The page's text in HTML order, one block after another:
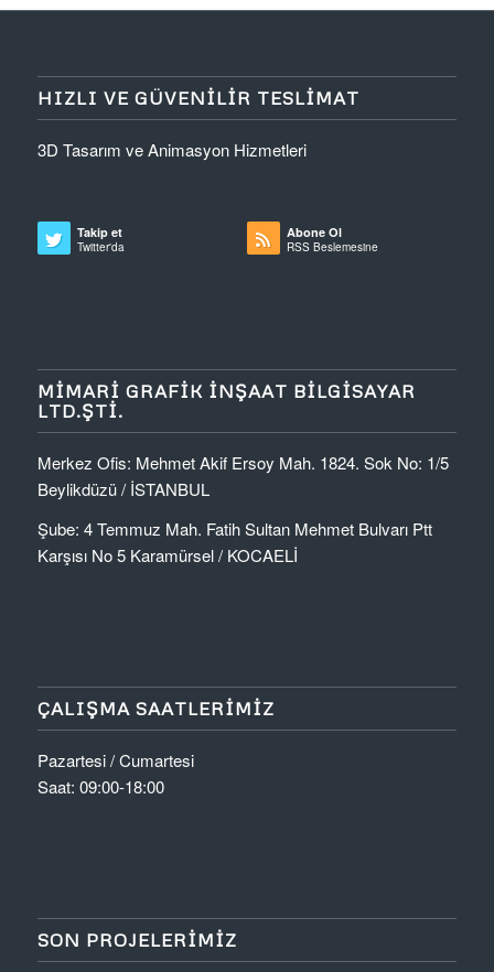
HIZLI VE GÜVENILIR TESLIMAT
3D Tasarım ve Animasyon Hizmetleri
Takip et
Twitter'da
Abone Ol
RSS Beslemesine
MIMARI GRAFIK İNŞAAT BILGISAYAR
LTD.ŞTI.
Merkez Ofis: Mehmet Akif Ersoy Mah. 1824. Sok No: 1/5
Beylikdüzü / İSTANBUL
Şube: 4 Temmuz Mah. Fatih Sultan Mehmet Bulvarı Ptt
Karşısı No 5 Karamürsel / KOCAELİ
ÇALIŞMA SAATLERIMIZ
Pazartesi / Cumartesi
Saat: 09:00-18:00
SON PROJELERIMIZ